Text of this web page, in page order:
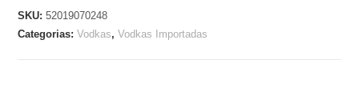
SKU:52019070248
Categorias:Vodkas,Vodkas Importadas